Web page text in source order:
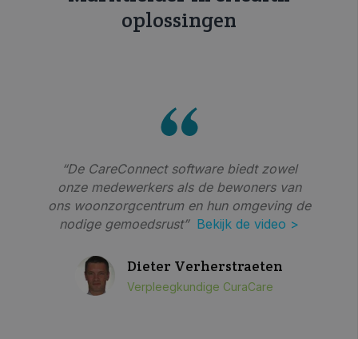
oplossingen
“De CareConnect software biedt zowel
onze medewerkers als de bewoners van
ons woonzorgcentrum en hun omgeving de
nodige gemoedsrust” Bekijk de video >
Dieter Verherstraeten
Verpleegkundige CuraCare